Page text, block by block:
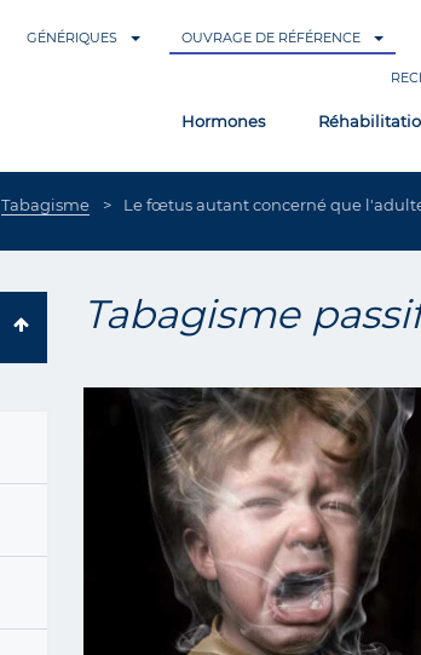
GÉNÉRIQUES OUVRAGE DE RÉFÉRENCE
Hormones
Tabagisme Le fœtus autant concerné que
Tabagisme